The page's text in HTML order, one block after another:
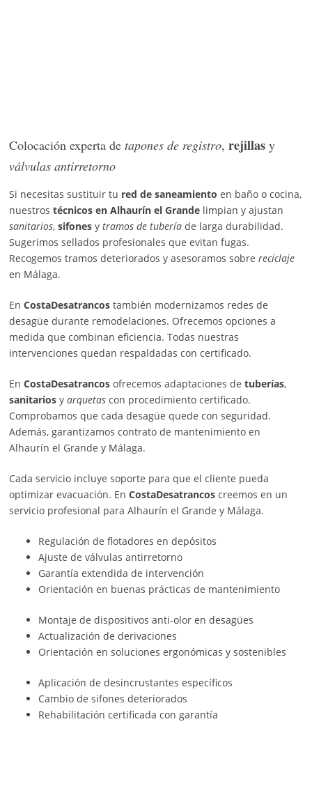
Colocación experta de tapones de registro, rejillasy
válvulas antirretorno
Si necesitas sustituir tu red de saneamiento en baño o cocina,
nuestros técnicos en Alhaurín el Grandelimpian y ajustan
sanitarios, sifonesy tramos de tuberíade larga durabilidad.
Sugerimos sellados profesionales que evitan fugas.
Recogemos tramos deteriorados y asesoramos sobre reciclaje
en Málaga.
En CostaDesatrancostambién modernizamos redes de
desagüe durante remodelaciones. Ofrecemos opciones a
medida que combinan eficiencia. Todas nuestras
intervenciones quedan respaldadas con certificado.
En CostaDesatrancosofrecemos adaptaciones de tuberías,
sanitariosy arquetascon procedimiento certificado.
Comprobamos que cada desagüe quede con seguridad.
Además, garantizamos contrato de mantenimiento en
Alhaurín el Grande y Málaga.
Cada servicio incluye soporte para que el cliente pueda
optimizar evacuación. En CostaDesatrancoscreemos en un
servicio profesional para Alhaurín el Grande y Málaga.
Regulación de flotadores en depósitos
Ajuste de válvulas antirretorno
Garantía extendida de intervención
Orientación en buenas prácticas de mantenimiento
Montaje de dispositivos anti-olor en desagües
Actualización de derivaciones
Orientación en soluciones ergonómicas y sostenibles
Aplicación de desincrustantes específicos
Cambio de sifones deteriorados
Rehabilitación certificada con garantía